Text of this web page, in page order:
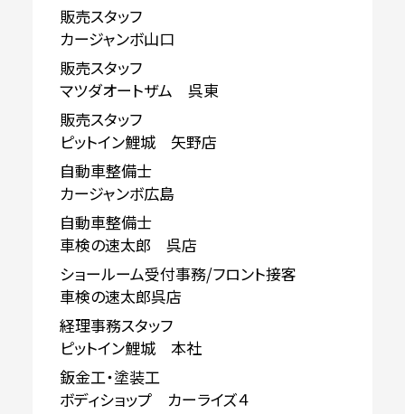
販売スタッフ
カージャンボ山口
販売スタッフ
マツダオートザム 呉東
販売スタッフ
ピットイン鯉城 矢野店
自動車整備士
カージャンボ広島
自動車整備士
車検の速太郎 呉店
ショールーム受付事務/フロント接客
車検の速太郎呉店
経理事務スタッフ
ピットイン鯉城 本社
鈑金工・塗装工
ボディショップ カーライズ４